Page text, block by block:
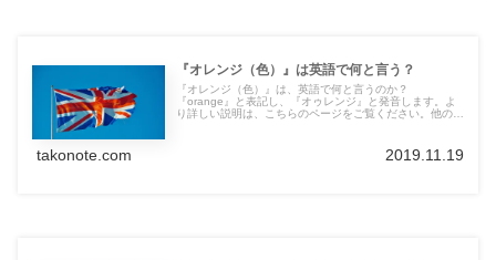
『オレンジ（色）』は英語で何と言う？
『オレンジ（色）』は、英語で何と言うのか？
『orange』と表記し、『オゥレンジ』と発音します。よ
り詳しい説明は、こちらのページをご覧ください。他の言
takonote.com 2019.11.19